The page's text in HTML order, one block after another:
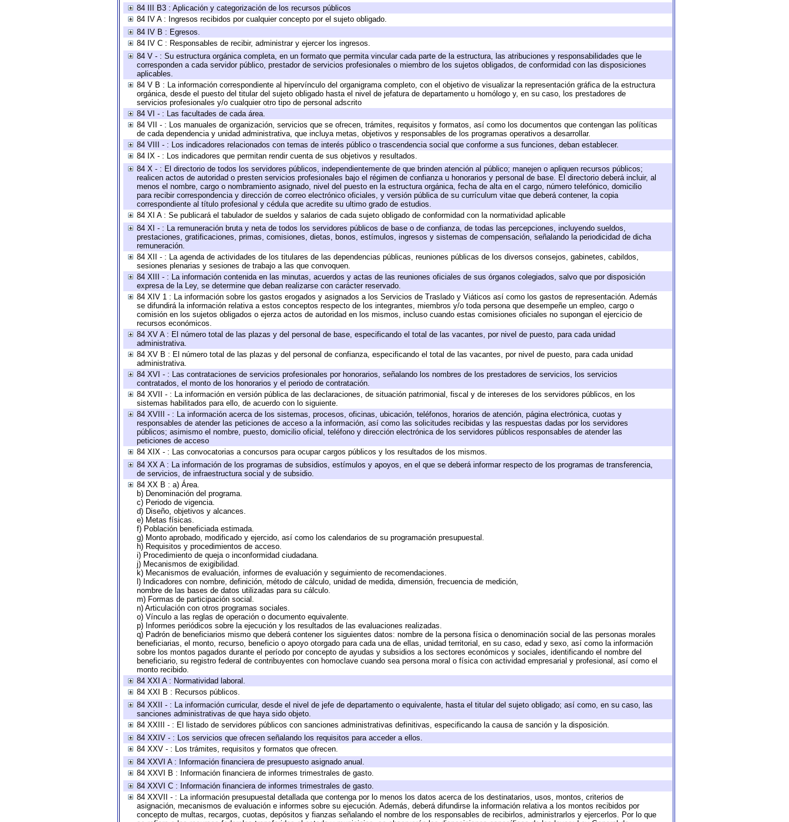
84 III B3 : Aplicación y categorización de los recursos públicos
84 IV A : Ingresos recibidos por cualquier concepto por el sujeto obligado.
84 IV B : Egresos.
84 IV C : Responsables de recibir, administrar y ejercer los ingresos.
84 V - : Su estructura orgánica completa, en un formato que permita vincular cada parte de la estructura, las atribuciones y responsabilidades que le
corresponden a cada servidor público, prestador de servicios profesionales o miembro de los sujetos obligados, de conformidad con las disposiciones
aplicables.
84 V B : La información correspondiente al hipervínculo del organigrama completo, con el objetivo de visualizar la representación gráfica de la estructura
orgánica, desde el puesto del titular del sujeto obligado hasta el nivel de jefatura de departamento u homólogo y, en su caso, los prestadores de
servicios profesionales y/o cualquier otro tipo de personal adscrito
84 VI - : Las facultades de cada área.
84 VII - : Los manuales de organización, servicios que se ofrecen, trámites, requisitos y formatos, así como los documentos que contengan las políticas
de cada dependencia y unidad administrativa, que incluya metas, objetivos y responsables de los programas operativos a desarrollar.
84 VIII - : Los indicadores relacionados con temas de interés público o trascendencia social que conforme a sus funciones, deban establecer.
84 IX - : Los indicadores que permitan rendir cuenta de sus objetivos y resultados.
84 X - : El directorio de todos los servidores públicos, independientemente de que brinden atención al público; manejen o apliquen recursos públicos;
realicen actos de autoridad o presten servicios profesionales bajo el régimen de confianza u honorarios y personal de base. El directorio deberá incluir, al
menos el nombre, cargo o nombramiento asignado, nivel del puesto en la estructura orgánica, fecha de alta en el cargo, número telefónico, domicilio
para recibir correspondencia y dirección de correo electrónico oficiales, y versión pública de su currículum vitae que deberá contener, la copia
correspondiente al título profesional y cédula que acredite su ultimo grado de estudios.
84 XI A : Se publicará el tabulador de sueldos y salarios de cada sujeto obligado de conformidad con la normatividad aplicable
84 XI - : La remuneración bruta y neta de todos los servidores públicos de base o de confianza, de todas las percepciones, incluyendo sueldos,
prestaciones, gratificaciones, primas, comisiones, dietas, bonos, estímulos, ingresos y sistemas de compensación, señalando la periodicidad de dicha
remuneración.
84 XII - : La agenda de actividades de los titulares de las dependencias públicas, reuniones públicas de los diversos consejos, gabinetes, cabildos,
sesiones plenarias y sesiones de trabajo a las que convoquen.
84 XIII - : La información contenida en las minutas, acuerdos y actas de las reuniones oficiales de sus órganos colegiados, salvo que por disposición
expresa de la Ley, se determine que deban realizarse con carácter reservado.
84 XIV 1 : La información sobre los gastos erogados y asignados a los Servicios de Traslado y Viáticos así como los gastos de representación. Además
se difundirá la información relativa a estos conceptos respecto de los integrantes, miembros y/o toda persona que desempeñe un empleo, cargo o
comisión en los sujetos obligados o ejerza actos de autoridad en los mismos, incluso cuando estas comisiones oficiales no supongan el ejercicio de
recursos económicos.
84 XV A : El número total de las plazas y del personal de base, especificando el total de las vacantes, por nivel de puesto, para cada unidad
administrativa.
84 XV B : El número total de las plazas y del personal de confianza, especificando el total de las vacantes, por nivel de puesto, para cada unidad
administrativa.
84 XVI - : Las contrataciones de servicios profesionales por honorarios, señalando los nombres de los prestadores de servicios, los servicios
contratados, el monto de los honorarios y el periodo de contratación.
84 XVII - : La información en versión pública de las declaraciones, de situación patrimonial, fiscal y de intereses de los servidores públicos, en los
sistemas habilitados para ello, de acuerdo con lo siguiente.
84 XVIII - : La información acerca de los sistemas, procesos, oficinas, ubicación, teléfonos, horarios de atención, página electrónica, cuotas y
responsables de atender las peticiones de acceso a la información, así como las solicitudes recibidas y las respuestas dadas por los servidores
públicos; asimismo el nombre, puesto, domicilio oficial, teléfono y dirección electrónica de los servidores públicos responsables de atender las
peticiones de acceso
84 XIX - : Las convocatorias a concursos para ocupar cargos públicos y los resultados de los mismos.
84 XX A : La información de los programas de subsidios, estímulos y apoyos, en el que se deberá informar respecto de los programas de transferencia,
de servicios, de infraestructura social y de subsidio.
84 XX B : a) Área.
b) Denominación del programa.
c) Periodo de vigencia.
d) Diseño, objetivos y alcances.
e) Metas físicas.
f) Población beneficiada estimada.
g) Monto aprobado, modificado y ejercido, así como los calendarios de su programación presupuestal.
h) Requisitos y procedimientos de acceso.
i) Procedimiento de queja o inconformidad ciudadana.
j) Mecanismos de exigibilidad.
k) Mecanismos de evaluación, informes de evaluación y seguimiento de recomendaciones.
l) Indicadores con nombre, definición, método de cálculo, unidad de medida, dimensión, frecuencia de medición,
nombre de las bases de datos utilizadas para su cálculo.
m) Formas de participación social.
n) Articulación con otros programas sociales.
o) Vínculo a las reglas de operación o documento equivalente.
p) Informes periódicos sobre la ejecución y los resultados de las evaluaciones realizadas.
q) Padrón de beneficiarios mismo que deberá contener los siguientes datos: nombre de la persona física o denominación social de las personas morales
beneficiarias, el monto, recurso, beneficio o apoyo otorgado para cada una de ellas, unidad territorial, en su caso, edad y sexo, así como la información
sobre los montos pagados durante el período por concepto de ayudas y subsidios a los sectores económicos y sociales, identificando el nombre del
beneficiario, su registro federal de contribuyentes con homoclave cuando sea persona moral o física con actividad empresarial y profesional, así como el
monto recibido.
84 XXI A : Normatividad laboral.
84 XXI B : Recursos públicos.
84 XXII - : La información curricular, desde el nivel de jefe de departamento o equivalente, hasta el titular del sujeto obligado; así como, en su caso, las
sanciones administrativas de que haya sido objeto.
84 XXIII - : El listado de servidores públicos con sanciones administrativas definitivas, especificando la causa de sanción y la disposición.
84 XXIV - : Los servicios que ofrecen señalando los requisitos para acceder a ellos.
84 XXV - : Los trámites, requisitos y formatos que ofrecen.
84 XXVI A : Información financiera de presupuesto asignado anual.
84 XXVI B : Información financiera de informes trimestrales de gasto.
84 XXVI C : Información financiera de informes trimestrales de gasto.
84 XXVII - : La información presupuestal detallada que contenga por lo menos los datos acerca de los destinatarios, usos, montos, criterios de
asignación, mecanismos de evaluación e informes sobre su ejecución. Además, deberá difundirse la información relativa a los montos recibidos por
concepto de multas, recargos, cuotas, depósitos y fianzas señalando el nombre de los responsables de recibirlos, administrarlos y ejercerlos. Por lo que